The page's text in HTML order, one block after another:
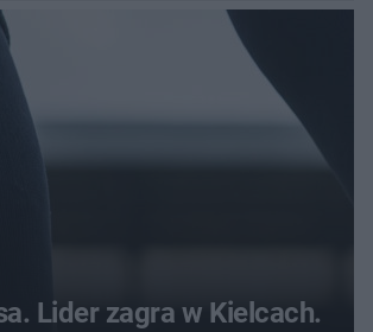
Lider zagra w Kielcach.